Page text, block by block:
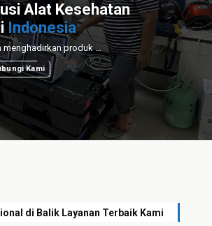
Alat Kesehatan
Indonesia
PT Modern Jaya Farma menghadirkan produk medis unggulan dengan layanan instalasi dan perawatan profesional untuk mendukung sektor kesehatan nasional.
Kami
di Balik Layanan Terbaik Kami